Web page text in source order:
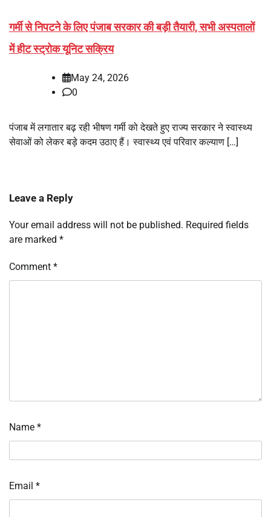
गर्मी से निपटने के लिए पंजाब सरकार की बड़ी तैयारी, सभी अस्पतालों
में हीट स्ट्रोक यूनिट सक्रिय
May 24, 2026
0
पंजाब में लगातार बढ़ रही भीषण गर्मी को देखते हुए राज्य सरकार ने स्वास्थ्य
सेवाओं को लेकर बड़े कदम उठाए हैं। स्वास्थ्य एवं परिवार कल्याण […]
Leave a Reply
Your email address will not be published. Required fields
are marked *
Comment *
Name *
Email *